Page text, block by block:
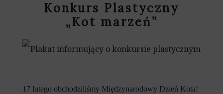
Konkurs Plastyczny
„Kot marzeń”
17 lutego obchodziliśmy Międzynarodowy Dzień Kota!